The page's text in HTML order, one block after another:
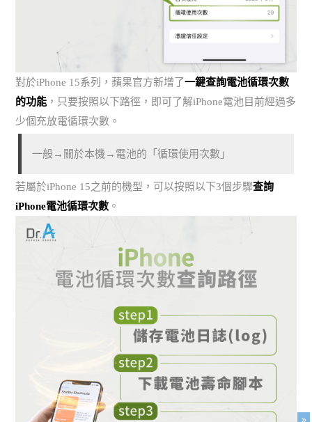
對於iPhone 15系列，蘋果官方新增了一鍵查詢電池循環次數
的功能 ，只要按照以下路徑，即可了解iPhone電池目前經過多
少個充放電循環次數。
一般→關於本機→電池的「循環使用次數」
若屬於iPhone 15之前的機型，可以按照以下3個步驟查詢
iPhone電池循環次數 。